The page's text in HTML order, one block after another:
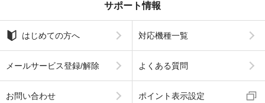
サポート情報
はじめての方へ 対応機種一覧
メールサービス登録/解除 よくある質問
お問い合わせ ポイント表示設定